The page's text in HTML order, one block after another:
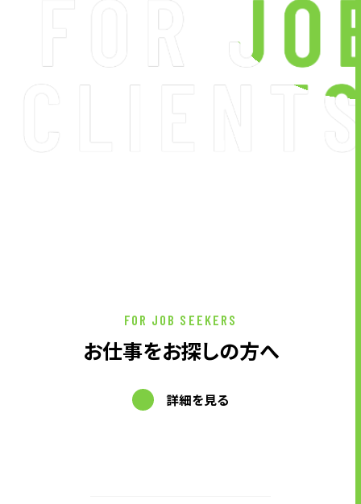
FOR JOB SEEKERS
お仕事をお探しの方へ
詳細を見る